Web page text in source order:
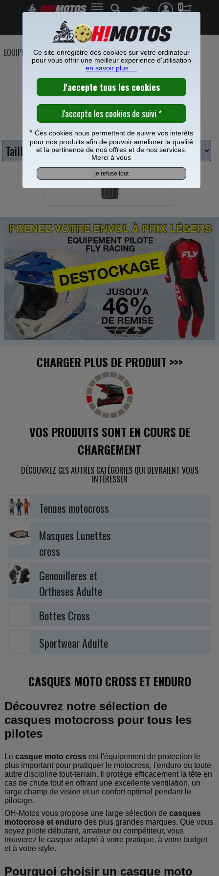
0
Frais de port offerts à partir de 49€
EQUIPEMENT PILOTE>Casques cross
CASQUES MOTO CROSS ET ENDURO
Choisissez taille casque
CHARGER PLUS DE PRODUIT >>>
VOS PRODUITS SONT EN COURS DE
CHARGEMENT
DÉCOUVREZ CES AUTRES CATÉGORIES QUI DEVRAIENT VOUS
INTÉRESSER
Tenues motocross
Masques Lunettes
cross
Genouilleres et
Ortheses Adulte
Bottes Cross
Sportwear Adulte
CASQUES MOTO CROSS ET ENDURO
Découvrez notre sélection de
casques motocross pour tous les
pilotes
Le casque moto crossest l'équipement de protection le
plus important pour pratiquer le motocross, l'enduro ou toute
autre discipline tout-terrain. Il protège efficacement la tête en
cas de chute tout en offrant une excellente ventilation, un
large champ de vision et un confort optimal pendant le
pilotage.
OH-Motos vous propose une large sélection de casques
motocross et enduro des plus grandes marques. Que vous
soyez pilote débutant, amateur ou compétiteur, vous
trouverez le casque adapté à votre pratique, à votre budget
et à votre style.
Pourquoi choisir un casque moto
Ce site enregistre des cookies sur votre ordinateur
pour vous offrir une meilleur experience d'utilisation
en savoir plus …
* Ces cookies nous permettent de suivre vos interêts
pour nos produits afin de pouvoir ameliorer la qualité
et la pertinence de nos offres et de nos services.
Merci à vous